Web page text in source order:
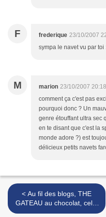
F frederique 23/10/2007
sympa le navet vu par toi
M marion 23/10/2007 20:18
comment ça c'est pas
pourquoi donc ? Un
genre étouffant ultra sec
en te disant que c'est la
monde adore ?) est
délicieux petits navets
< Au fil des blogs, THE
GATEAU au chocolat, celui
que vous aimez, LA recette